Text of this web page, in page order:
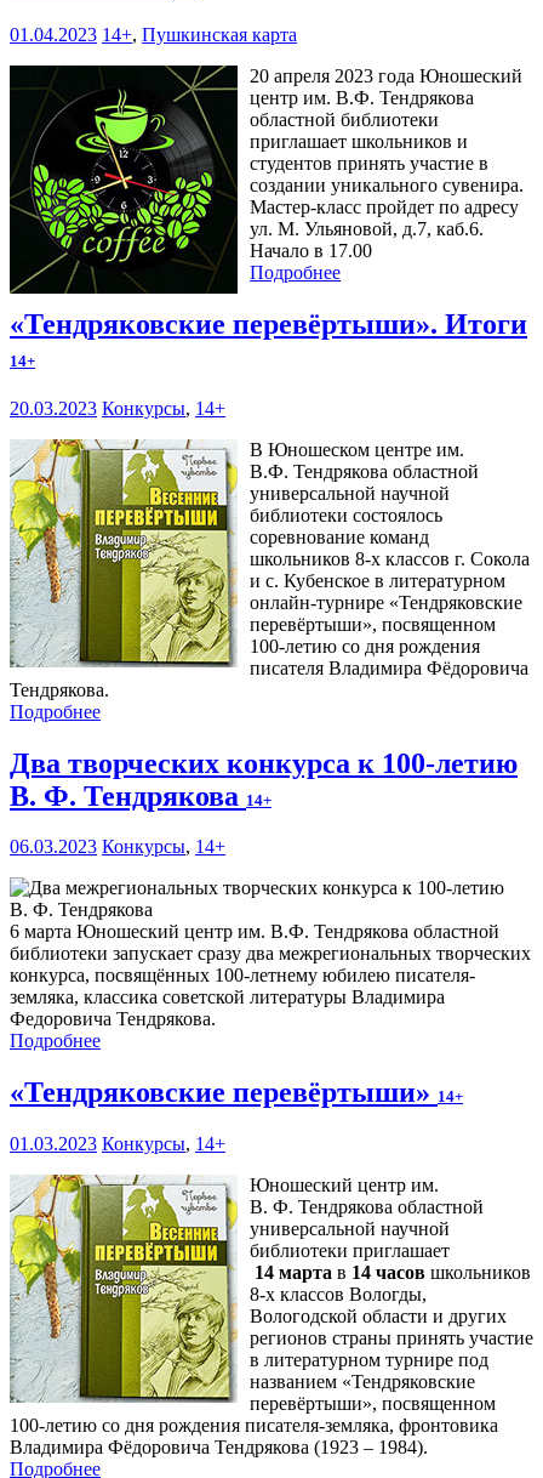
01.04.2023 14+, Пушкинская карта
20 апреля 2023 года Юношеский
центр им. В.Ф. Тендрякова
областной библиотеки
приглашает школьников и
студентов принять участие в
создании уникального сувенира.
Мастер-класс пройдет по адресу
ул. М. Ульяновой, д.7, каб.6.
Начало в 17.00
Подробнее
«Тендряковские перевёртыши». Итоги
14+
20.03.2023 Конкурсы, 14+
В Юношеском центре им.
В.Ф. Тендрякова областной
универсальной научной
библиотеки состоялось
соревнование команд
школьников 8-х классов г. Сокола
и с. Кубенское в литературном
онлайн-турнире «Тендряковские
перевёртыши», посвященном
100-летию со дня рождения
писателя Владимира Фёдоровича
Тендрякова.
Подробнее
Два творческих конкурса к 100-летию
В. Ф. Тендрякова 14+
06.03.2023 Конкурсы, 14+
6 марта Юношеский центр им. В.Ф. Тендрякова областной
библиотеки запускает сразу два межрегиональных творческих
конкурса, посвящённых 100-летнему юбилею писателя-
земляка, классика советской литературы Владимира
Федоровича Тендрякова.
Подробнее
«Тендряковские перевёртыши» 14+
01.03.2023 Конкурсы, 14+
Юношеский центр им.
В. Ф. Тендрякова областной
универсальной научной
библиотеки приглашает
14 марта в 14 часов школьников
8-х классов Вологды,
Вологодской области и других
регионов страны принять участие
в литературном турнире под
названием «Тендряковские
перевёртыши», посвященном
100-летию со дня рождения писателя-земляка, фронтовика
Владимира Фёдоровича Тендрякова (1923 – 1984).
Подробнее